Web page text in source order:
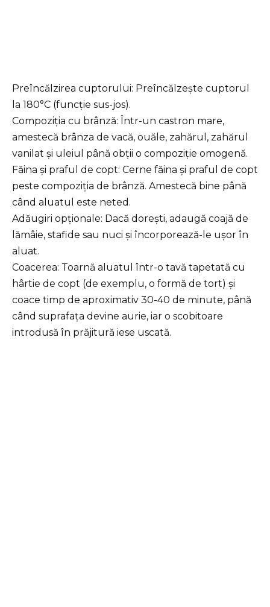
Preîncălzirea cuptorului: Preîncălzește cuptorul
la 180°C (funcție sus-jos).
Compoziția cu brânză: Într-un castron mare,
amestecă brânza de vacă, ouăle, zahărul, zahărul
vanilat și uleiul până obții o compoziție omogenă.
Făina și praful de copt: Cerne făina și praful de copt
peste compoziția de brânză. Amestecă bine până
când aluatul este neted.
Adăugiri opționale: Dacă dorești, adaugă coajă de
lămâie, stafide sau nuci și încorporează-le ușor în
aluat.
Coacerea: Toarnă aluatul într-o tavă tapetată cu
hârtie de copt (de exemplu, o formă de tort) și
coace timp de aproximativ 30-40 de minute, până
când suprafața devine aurie, iar o scobitoare
introdusă în prăjitură iese uscată.